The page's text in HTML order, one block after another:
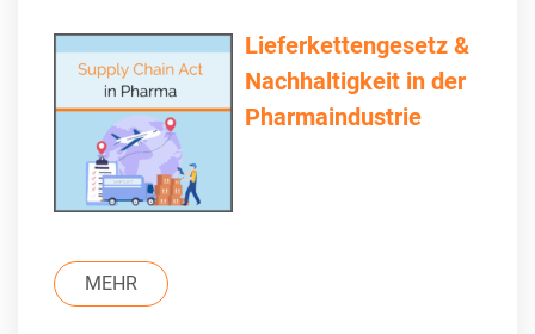
Lieferkettengesetz &
Nachhaltigkeit in der
Pharmaindustrie
MEHR